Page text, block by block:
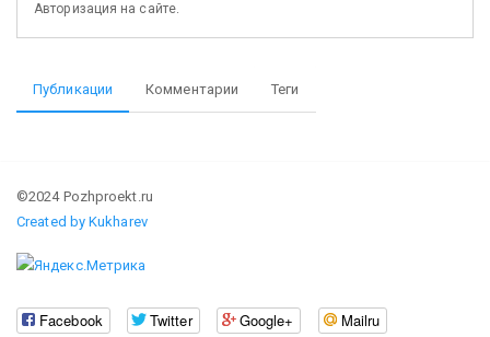
Авторизация на сайте.
Публикации Комментарии Теги
©2024 Pozhproekt.ru
Created by Kukharev
Facebook Twitter Google+ Mailru